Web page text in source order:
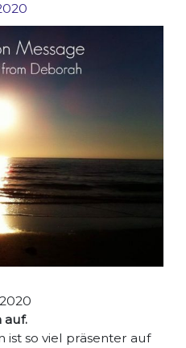
auf.
ist so viel präsenter auf